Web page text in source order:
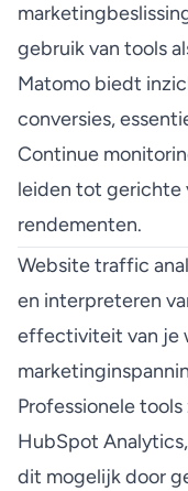
gebruik van tools
Matomo biedt
conversies,
Continue
leiden tot gerichte
rendementen.
Website traffic
en interpreteren
effectiviteit van je
Professionele
HubSpot
dit mogelijk door